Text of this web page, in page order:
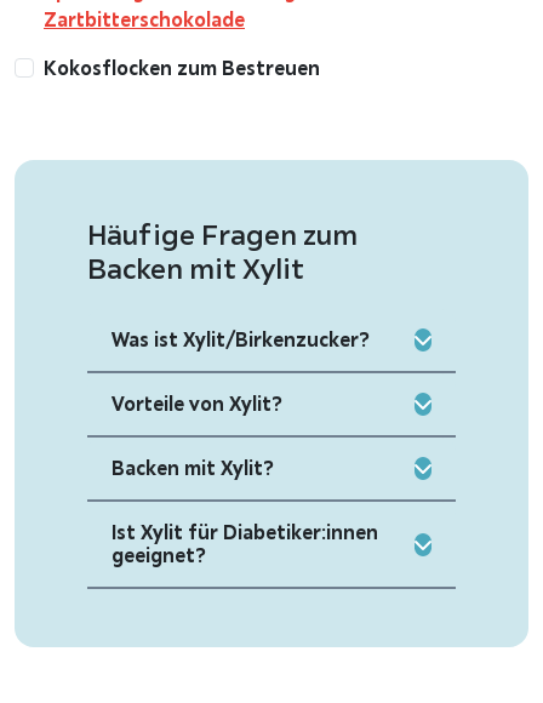
Zartbitterschokolade
Kokosflocken zum Bestreuen
Häufige Fragen zum
Backen mit Xylit
Was ist Xylit/Birkenzucker?
Vorteile von Xylit?
Backen mit Xylit?
Ist Xylit für Diabetiker:innen
geeignet?